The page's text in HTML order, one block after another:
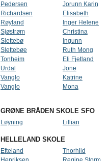
Pedersen
Jorunn Karin
Richardsen
Elisabeth
Røyland
Inger Helene
Sjøstrøm
Christina
Slettebø
Ingunn
Slettebøe
Ruth Mong
Tonheim
Eli Fjetland
Urdal
Jone
Vanglo
Katrine
Vanglo
Mona
GRØNE BRÅDEN SKOLE SFO
Løyning Lillian
HELLELAND SKOLE
Efteland Thorhild